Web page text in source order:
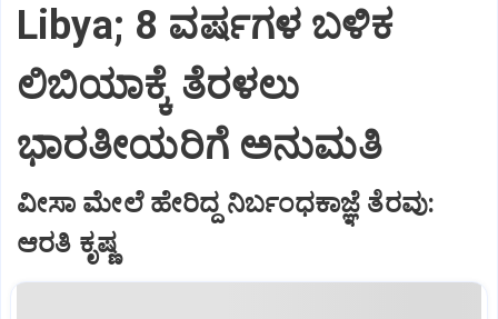
Libya; 8 ವರ್ಷಗಳ ಬಳಿಕ
ಲಿಬಿಯಾಕ್ಕೆ ತೆರಳಲು
ಭಾರತೀಯರಿಗೆ ಅನುಮತಿ
ವೀಸಾ ಮೇಲೆ ಹೇರಿದ್ದ ನಿರ್ಬಂಧಕಾಜ್ಞೆ ತೆರವು:
ಆರತಿ ಕೃಷ್ಣ